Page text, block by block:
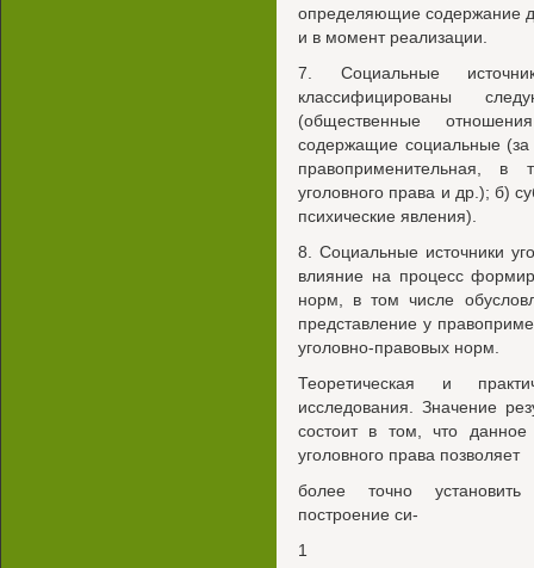
определяющие содержание
и в момент реализации.
7. Социальные
классифицированы
(общественные
содержащие социальные
правоприменительная, в
уголовного права и др.); б)
психические явления).
8. Социальные источники
влияние на процесс
норм, в том числе
представление у
уголовно-правовых норм.
Теоретическая и
исследования. Значение
состоит в том, что
уголовного права позволяет
более точно установить
построение си-
1